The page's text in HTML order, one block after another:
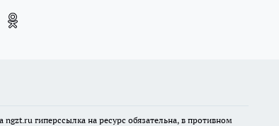
гиперссылка на ресурс обязательна, в противном